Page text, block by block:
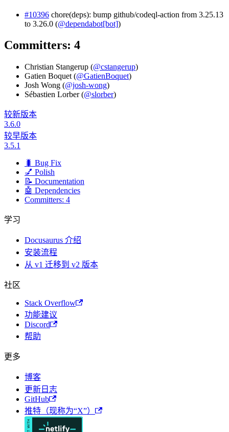
#10396 chore(deps): bump github/codeql-action from 3.25.13
to 3.26.0 (@dependabot[bot])
Committers: 4
Christian Stangerup (@cstangerup)
Gatien Boquet (@GatienBoquet)
Josh Wong (@josh-wong)
Sébastien Lorber (@slorber)
较新版本
3.6.0
较早版本
3.5.1
🐛 Bug Fix
💅 Polish
📝 Documentation
🤖 Dependencies
Committers: 4
学习
Docusaurus 介绍
安装流程
从 v1 迁移到 v2 版本
社区
Stack Overflow
功能建议
Discord
帮助
更多
博客
更新日志
GitHub
推特（现称为“X”）